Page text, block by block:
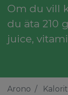
Om du vill
du äta 210
juice,
Arono